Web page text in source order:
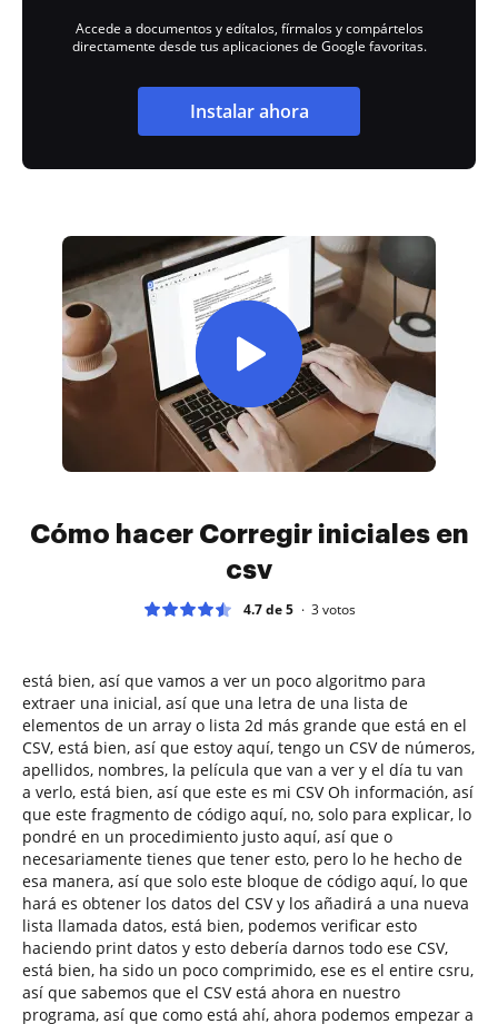
Accede a documentos y edítalos, fírmalos y compártelos
directamente desde tus aplicaciones de Google favoritas.
Instalar ahora
Cómo hacer Corregir iniciales en
csv
4.7 de 5 3votos
está bien, así que vamos a ver un poco algoritmo para
extraer una inicial, así que una letra de una lista de
elementos de un array o lista 2d más grande que está en el
CSV, está bien, así que estoy aquí, tengo un CSV de números,
apellidos, nombres, la película que van a ver y el día tu van
a verlo, está bien, así que este es mi CSV Oh información, así
que este fragmento de código aquí, no, solo para explicar, lo
pondré en un procedimiento justo aquí, así que o
necesariamente tienes que tener esto, pero lo he hecho de
esa manera, así que solo este bloque de código aquí, lo que
hará es obtener los datos del CSV y los añadirá a una nueva
lista llamada datos, está bien, podemos verificar esto
haciendo print datos y esto debería darnos todo ese CSV,
está bien, ha sido un poco comprimido, ese es el entire csru,
así que sabemos que el CSV está ahora en nuestro
programa, así que como está ahí, ahora podemos empezar a